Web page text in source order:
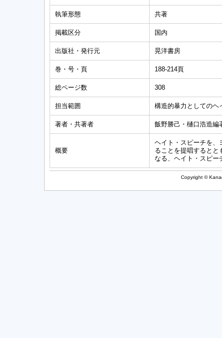
執筆形態 共著
掲載区分 国内
出版社・発行元 晃洋書房
巻・号・頁 188-214頁
総ページ数 308
担当範囲 構造的暴力としてのヘ
著者・共著者 飯野勝己・樋口浩造編
概要
ヘイト・スピーチを、
ることを提唱すると
なる、ヘイト・スピー
Copyright ©